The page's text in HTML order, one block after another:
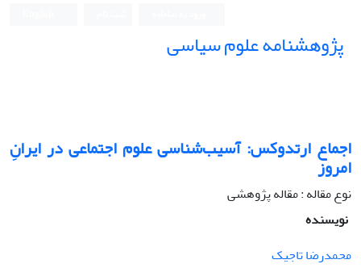
پژوهشنامه علوم سیاسی
اجماع ارتدوکس: آسیب‌شناسی علوم اجتماعی در ایرانِ
امروز
نوع مقاله : مقاله پژوهشی
نویسنده
محمدرضا تاجیک